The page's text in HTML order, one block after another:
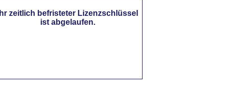
Ihr zeitlich befristeter Lizenzschlüssel
ist abgelaufen.